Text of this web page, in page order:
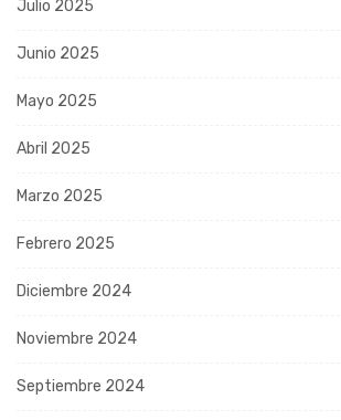
Julio 2025
Junio 2025
Mayo 2025
Abril 2025
Marzo 2025
Febrero 2025
Diciembre 2024
Noviembre 2024
Septiembre 2024